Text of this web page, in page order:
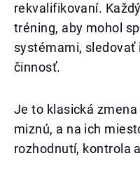
rekvalifikovaní.
tréning, aby mohol
systémami, sledovať
činnosť.
Je to klasická
miznú, a na ich
rozhodnutí, kontrola